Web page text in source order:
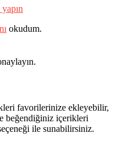
okudum.
favorilerinize ekleyebilir,
beğendiğiniz içerikleri
ile sunabilirsiniz.